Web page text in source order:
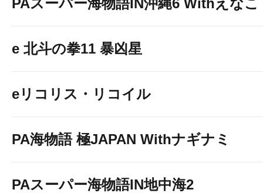
PAスーパー海物語IN沖縄6 Withえなこ
e 北斗の拳11 暴凶星
eリコリス・リコイル
PA海物語 極JAPAN Withナギナミ
PAスーパー海物語IN地中海2